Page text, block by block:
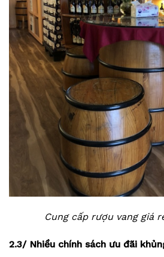
Cung cấp rượu vang giá
2.3/ Nhiều chính sách ưu đãi